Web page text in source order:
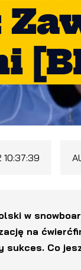
w
na
sukces. Co